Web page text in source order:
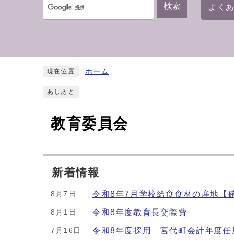
検索 よく
現在位置 ホーム
あしあと
教育委員会
新着情報
8月7日 令和8年7月学校給食食材の産地【
8月1日 令和8年度教育長交際費
7月16日 令和8年度採用 宮代町会計年度任